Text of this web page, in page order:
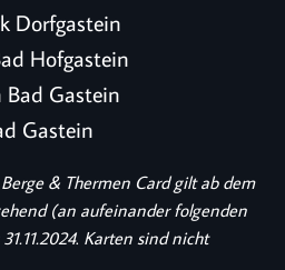
Dorfgastein
Hofgastein
Bad Gastein
Gastein
& Thermen Card gilt ab dem
(an aufeinander folgenden
. Karten sind nicht